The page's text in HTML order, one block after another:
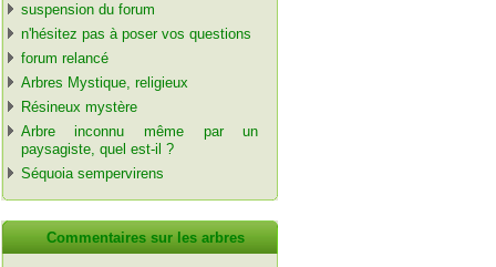
suspension du forum
n'hésitez pas à poser vos questions
forum relancé
Arbres Mystique, religieux
Résineux mystère
Arbre inconnu même par un
paysagiste, quel est-il ?
Séquoia sempervirens
Commentaires sur les arbres